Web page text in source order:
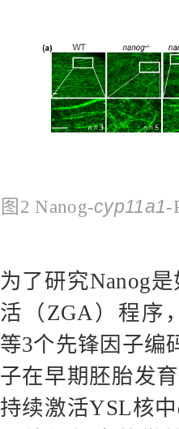
图2 Nanog-cyp11a1-
为了研究Nanog
活（ZGA）程序
等3个先锋因子编
子在早期胚胎发
持续激活YSL核中